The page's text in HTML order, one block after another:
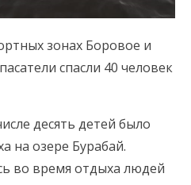
зонах Боровое и
спасли 40 человек
десять детей было
на озере Бурабай.
во время отдыха людей